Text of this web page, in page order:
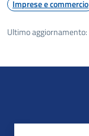
Imprese e commercio
Ultimo aggiornamento: